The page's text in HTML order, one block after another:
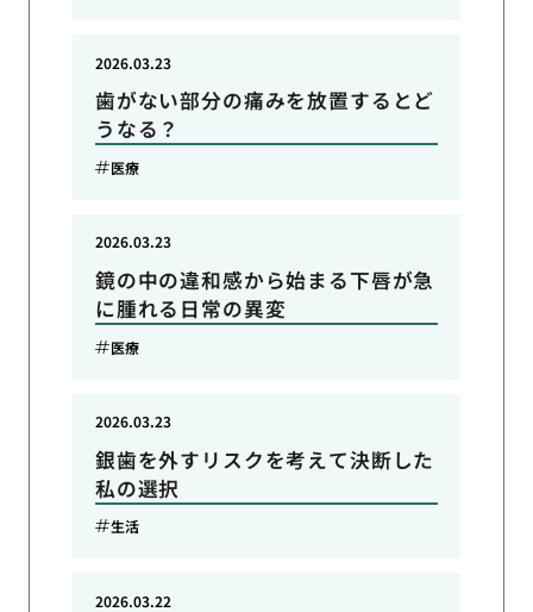
歯がない部分の痛みを放置するとど
うなる？
2026.03.23
医療
鏡の中の違和感から始まる下唇が急
に腫れる日常の異変
2026.03.23
医療
銀歯を外すリスクを考えて決断した
私の選択
2026.03.23
生活
2026.03.22